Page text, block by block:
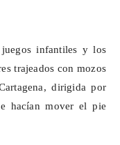
infantiles y los
trajeados con mozos
dirigida por
hacían mover el pie